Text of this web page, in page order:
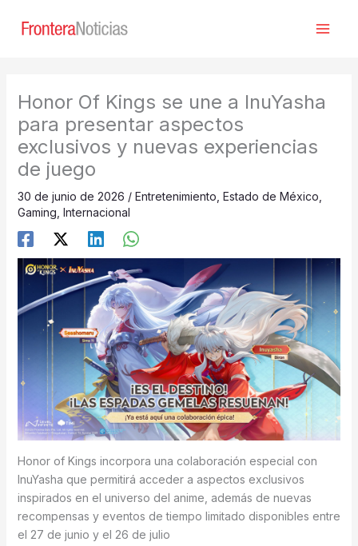
Honor Of Kings se une a InuYasha
para presentar aspectos
exclusivos y nuevas experiencias
de juego
30 de junio de 2026 / Entretenimiento Estado de México
Gaming Internacional
Honor of Kings incorpora una colaboración especial con
InuYasha que permitirá acceder a aspectos exclusivos
inspirados en el universo del anime, además de nuevas
recompensas y eventos de tiempo limitado disponibles entre
el 27 de junio y el 26 de julio